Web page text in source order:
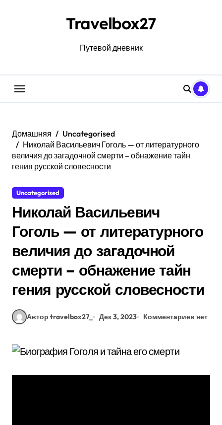
Travelbox27
Путевой дневник
Домашняя
Uncategorised
Николай Васильевич Гоголь — от литературного
величия до загадочной смерти – обнажение тайн
гения русской словесности
Uncategorised
Николай Васильевич
Гоголь — от литературного
величия до загадочной
смерти – обнажение тайн
гения русской словесности
Автор travelbox27_ Дек 3, 2023 Комментариев нет